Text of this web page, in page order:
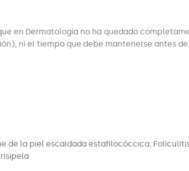
en Dermatología no ha quedado
ni el tiempo que debe mantenerse antes de
de la piel escaldada estafilocóccica,